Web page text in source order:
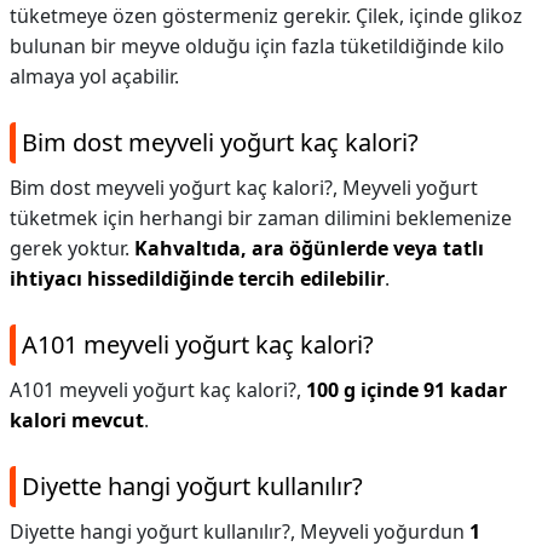
tüketmeye özen göstermeniz gerekir. Çilek, içinde glikoz
bulunan bir meyve olduğu için fazla tüketildiğinde kilo
almaya yol açabilir.
Bim dost meyveli yoğurt kaç kalori?
Bim dost meyveli yoğurt kaç kalori?, Meyveli yoğurt
tüketmek için herhangi bir zaman dilimini beklemenize
gerek yoktur. Kahvaltıda, ara öğünlerde veya tatlı
ihtiyacı hissedildiğinde tercih edilebilir.
A101 meyveli yoğurt kaç kalori?
A101 meyveli yoğurt kaç kalori?, 100 g içinde 91 kadar
kalori mevcut.
Diyette hangi yoğurt kullanılır?
Diyette hangi yoğurt kullanılır?, Meyveli yoğurdun 1